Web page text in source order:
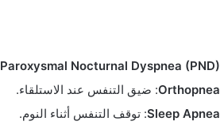
Paroxysmal Nocturnal Dyspnea (PND)
Orthopnea: ضيق التنفس عند الاستلقاء.
Sleep Apnea: توقف التنفس أثناء النوم.